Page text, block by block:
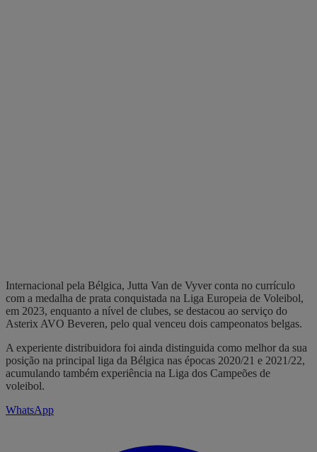
Internacional pela Bélgica, Jutta Van de Vyver conta no currículo
com a medalha de prata conquistada na Liga Europeia de Voleibol,
em 2023, enquanto a nível de clubes, se destacou ao serviço do
Asterix AVO Beveren, pelo qual venceu dois campeonatos belgas.
A experiente distribuidora foi ainda distinguida como melhor da sua
posição na principal liga da Bélgica nas épocas 2020/21 e 2021/22,
acumulando também experiência na Liga dos Campeões de
voleibol.
WhatsApp